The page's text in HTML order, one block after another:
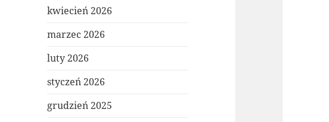
kwiecień 2026
marzec 2026
luty 2026
styczeń 2026
grudzień 2025